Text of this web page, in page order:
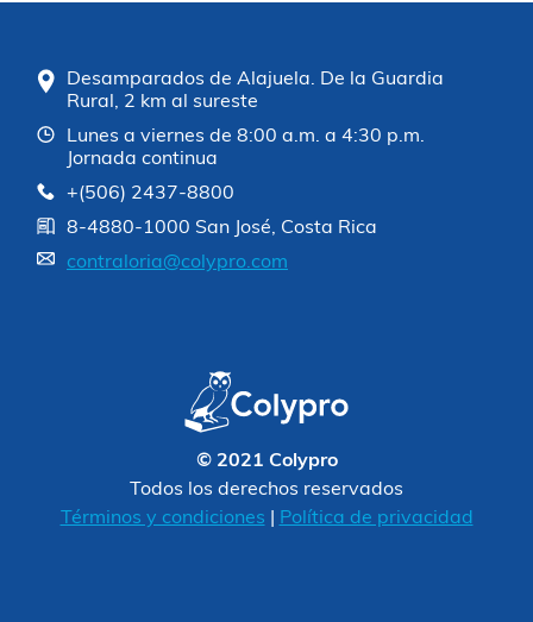
Desamparados de Alajuela. De la Guardia
Rural, 2 km al sureste
Lunes a viernes de 8:00 a.m. a 4:30 p.m.
Jornada continua
+(506) 2437-8800
8-4880-1000 San José, Costa Rica
contraloria@colypro.com
© 2021 Colypro
Todos los derechos reservados
Términos y condiciones
Política de privacidad